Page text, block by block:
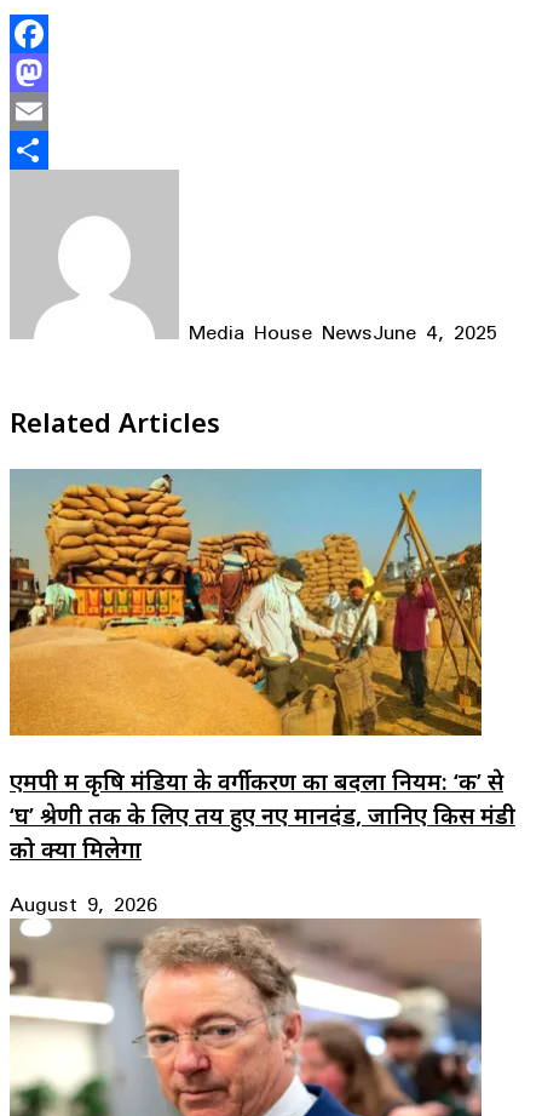
Facebook
Mastodon
Email
Media House NewsJune 4, 2025
Related Articles
एमपी में कृषि मंडियों के वर्गीकरण का बदला नियम: ‘क’ से
‘घ’ श्रेणी तक के लिए तय हुए नए मानदंड, जानिए किस मंडी
को क्या मिलेगा
August 9, 2026